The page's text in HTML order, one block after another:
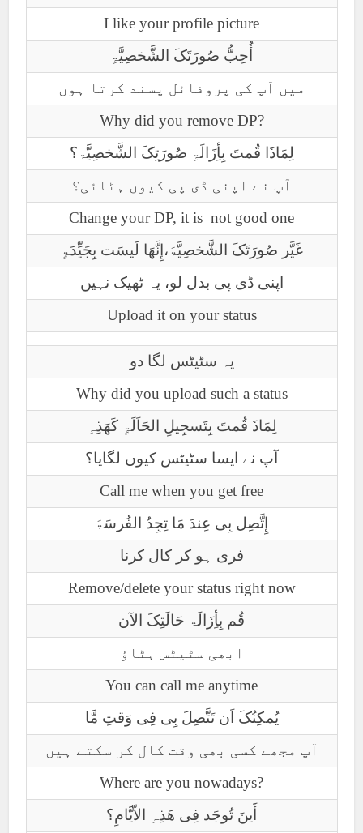
I like your profile picture
أُحِبُّ صُورَتَکَ الشَّخصِیَّۃِ
میں آپ کی پروفائل پسند کرتا ہوں
Why did you remove DP?
لِمَاذَا قُمتَ بِأِزَالَۃِ صُورَتِکَ الشَّخصِیَّۃ؟
آپ نے اپنی ڈی پی کیوں ہٹائی؟
Change your DP, it is not good one
غَیَّر صُورَتَکَ الشَّخصِیَّۃَ،إِنَّھَا لَیسَت بِجَیِّدَۃٍ
اپنی ڈی پی بدل لو، یہ ٹھیک نہیں
Upload it on your status
یہ سٹیٹس لگا دو
Why did you upload such a status
لِمَاذَ قُمتَ بِتَسجِیلِ الحَاَلَۃٍ کَھَذِہِ
آپ نے ایسا سٹیٹس کیوں لگایا؟
Call me when you get free
إِتَّصِل بِی عِندَ مَا تِجِدُ الفُرسَۃَ
فری ہو کر کال کرنا
Remove/delete your status right now
قُم بِأِزَالَۃ حَالَتِکَ الآن
ابھی سٹیٹس ہٹاؤ
You can call me anytime
یُمکِنُکَ اَن تَتَّصِلَ بِی فِی وَقتِ مَّا
آپ مجھے کسی بھی وقت کال کر سکتے ہیں
Where are you nowadays?
أَینَ تُوجَد فِی ھَذِہِ الاّیَّامِ؟